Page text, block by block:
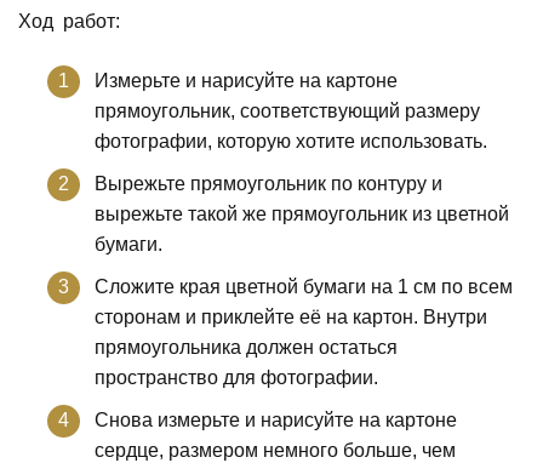
Ход работ:
Измерьте и нарисуйте на картоне
прямоугольник, соответствующий размеру
фотографии, которую хотите использовать.
Вырежьте прямоугольник по контуру и
вырежьте такой же прямоугольник из цветной
бумаги.
Сложите края цветной бумаги на 1 см по всем
сторонам и приклейте её на картон. Внутри
прямоугольника должен остаться
пространство для фотографии.
Снова измерьте и нарисуйте на картоне
сердце, размером немного больше, чем